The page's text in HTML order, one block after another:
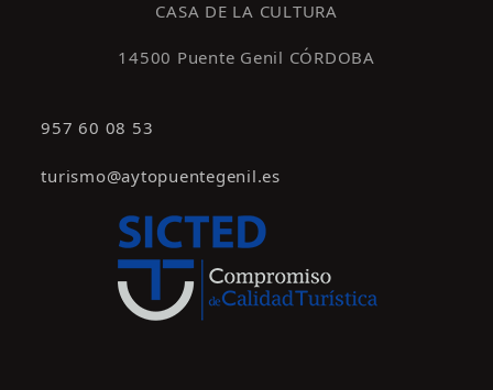
CASA DE LA CULTURA
14500 Puente Genil CÓRDOBA
957 60 08 53
turismo@aytopuentegenil.es